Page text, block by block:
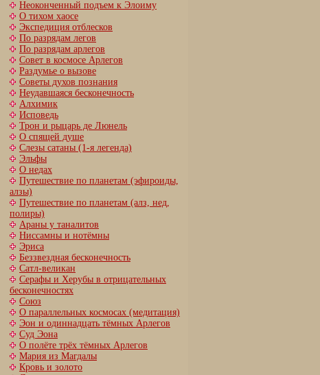
Неоконченный подъем к Элоиму
О тихом хаосе
Экспедиция отблесков
По разрядам легов
По разрядам арлегов
Совет в космосе Арлегов
Раздумье о вызове
Советы духов познания
Неудавшаяся бесконечность
Алхимик
Исповедь
Трон и рыцарь де Люнель
О спящей душе
Слезы сатаны (1-я легенда)
Эльфы
О недах
Путешествие по планетам (эфироиды,
алзы)
Путешествие по планетам (алз, нед,
полиры)
Араны у таналитов
Ниссамны и нотёмны
Эриса
Беззвездная бесконечность
Сатл-великан
Серафы и Херубы в отрицательных
бесконечностях
Союз
О параллельных космосах (медитация)
Эон и одиннадцать тёмных Арлегов
Суд Эона
О полёте трёх тёмных Арлегов
Мария из Магдалы
Кровь и золото